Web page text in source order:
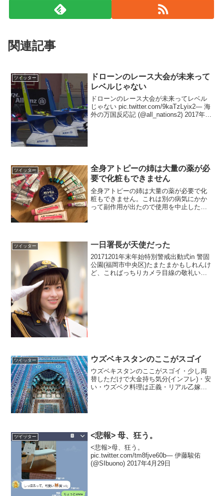
関連記事
ツイッター
ドローンのレース大会が未来って
レベルじゃない
ドローンのレース大会が未来ってレベル
じゃない pic.twitter.com/9kaTzLyix2— 海
外の万国反応記 (@all_nations2) 2017年7
ツイッター
全身アトピーの姉は大量の薬が必
要で化粧もできません
全身アトピーの姉は大量の薬が必要で化
粧もできません。これは別の病気にかか
って副作用が出たので使用を中止したス
ツイッター 一日署長が天使だった
20171201年末年始特別警戒出動式in 警固
公園(福岡市中央区)たまたまかもしれんけ
ど、こればっちりカメラ目線の敬礼いた
ツイッター ウズベキスタンのここがスゴイ
ウズベキスタンのここがスゴイ・少し両
替しただけで大金持ち気分(インフレ)・安
い・ウズベク料理は正義・リアル乙嫁語
ツイッター <悲報> 母、狂う。
<悲報>母、狂う。
pic.twitter.com/tm8fjve60b— 伊藤駿佑
(@SIbuono) 2017年4月29日